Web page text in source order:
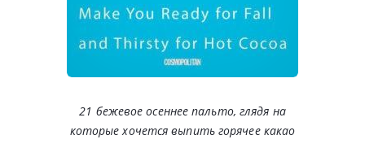
21 бежевое осеннее пальто, глядя на
которые хочется выпить горячее какао